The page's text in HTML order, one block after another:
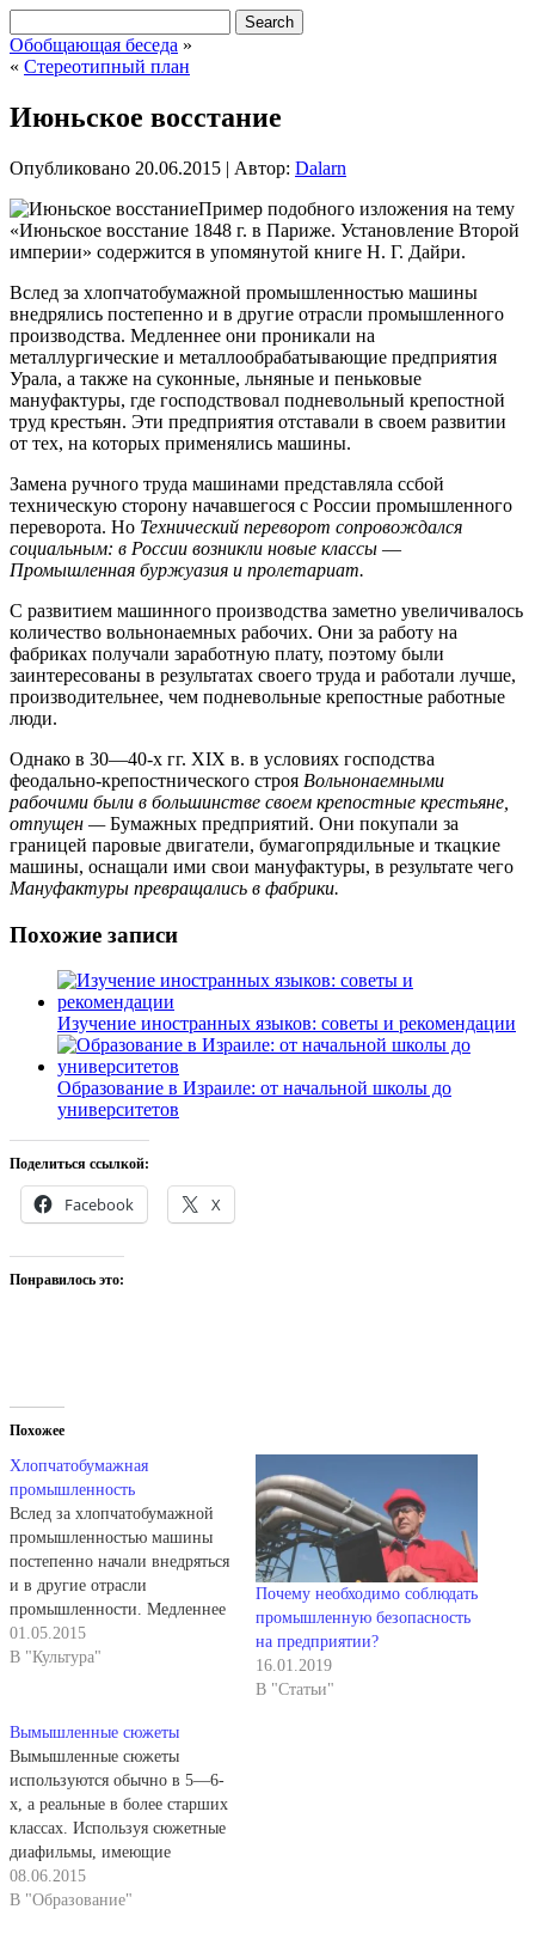
Обобщающая беседа »
« Стереотипный план
Июньское восстание
Опубликовано 20.06.2015 | Автор: Dalarn
Пример подобного изложения на тему
«Июньское восстание 1848 г. в Париже. Установление Второй
империи» содержится в упомянутой книге Н. Г. Дайри.
Вслед за хлопчатобумажной промышленностью машины
внедрялись постепенно и в другие отрасли промышленного
производства. Медленнее они проникали на
металлургические и металлообрабатывающие предприятия
Урала, а также на суконные, льняные и пеньковые
мануфактуры, где господствовал подневольный крепостной
труд крестьян. Эти предприятия отставали в своем развитии
от тех, на которых применялись машины.
Замена ручного труда машинами представляла ссбой
техническую сторону начавшегося с России промышленного
переворота. Но Технический переворот сопровождался
социальным: в России возникли новые классы —
Промышленная буржуазия и пролетариат.
С развитием машинного производства заметно увеличивалось
количество вольнонаемных рабочих. Они за работу на
фабриках получали заработную плату, поэтому были
заинтересованы в результатах своего труда и работали лучше,
производительнее, чем подневольные крепостные работные
люди.
Однако в 30—40-х гг. XIX в. в условиях господства
феодально-крепостнического строя Вольнонаемными
рабочими были в большинстве своем крепостные крестьяне,
отпущен —Бумажных предприятий. Они покупали за
границей паровые двигатели, бумагопрядильные и ткацкие
машины, оснащали ими свои мануфактуры, в результате чего
Мануфактуры превращались в фабрики.
Похожие записи
Изучение иностранных языков: советы и рекомендации
Образование в Израиле: от начальной школы до
университетов
Поделиться ссылкой:
Facebook X
Понравилось это:
Похожее
Хлопчатобумажная
промышленность
Вслед за хлопчатобумажной
промышленностью машины
постепенно начали внедряться
и в другие отрасли
промышленности. Медленнее
они проникали на
металлургические и
на суконные, льняные и
пеньковые мануфактуры, где
господствовал подневольный
крепостной труд крестьян.
Эти предприятия отставали в
своем развитии от тех, на
которых применялись
машины. Не трудно…
01.05.2015
В "Культура"
Почему необходимо соблюдать
промышленную безопасность
на предприятии?
16.01.2019
В "Статьи"
Вымышленные сюжеты
Вымышленные сюжеты
используются обычно в 5—6-
х, а реальные в более старших
классах. Используя сюжетные
диафильмы, имеющие
вымышленную или реальную
основу, московский учитель,
08.06.2015
В "Образование"